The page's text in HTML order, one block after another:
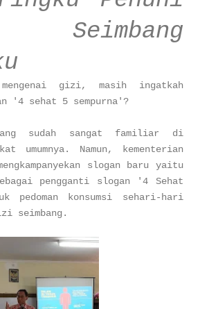
mengenai gizi, masih ingatkah
'4 sehat 5 sempurna'?
sudah sangat familiar di
umumnya. Namun, kementerian
slogan baru yaitu
pengganti slogan '4 Sehat
pedoman konsumsi sehari-hari
seimbang.